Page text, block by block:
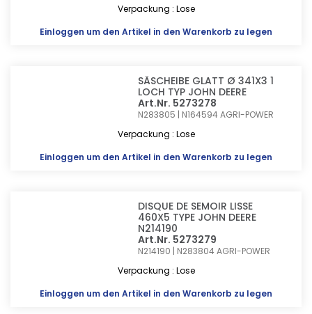
Verpackung : Lose
Einloggen um den Artikel in den Warenkorb zu legen
SÄSCHEIBE GLATT Ø 341X3 1
LOCH TYP JOHN DEERE
Art.Nr. 5273278
N283805 | N164594AGRI-POWER
Verpackung : Lose
Einloggen um den Artikel in den Warenkorb zu legen
DISQUE DE SEMOIR LISSE
460X5 TYPE JOHN DEERE
N214190
Art.Nr. 5273279
N214190 | N283804AGRI-POWER
Verpackung : Lose
Einloggen um den Artikel in den Warenkorb zu legen